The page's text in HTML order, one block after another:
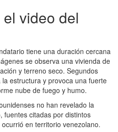
video del
tiene una duración cercana
se observa una vivienda de
y terreno seco. Segundos
estructura y provoca una fuerte
nube de fuego y humo.
no han revelado la
fuentes citadas por distintos
en territorio venezolano.